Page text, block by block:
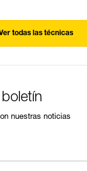
todas las técnicas
nuestras noticias